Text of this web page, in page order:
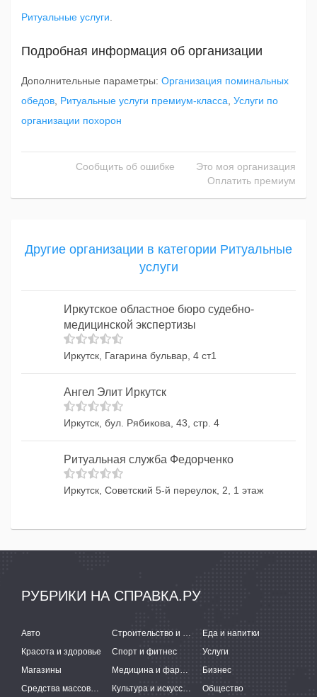
Ритуальные услуги
Подробная информация об организации
Дополнительные параметры: Организация поминальных
обедов Ритуальные услуги премиум-класса Услуги по
организации похорон
Сообщить об ошибке
Это моя организация
Оплатить премиум
Другие организации в категории Ритуальные
услуги
Иркутское областное бюро судебно-
медицинской экспертизы
Иркутск, Гагарина бульвар, 4 ст1
Ангел Элит Иркутск
Иркутск, бул. Рябикова, 43, стр. 4
Ритуальная служба Федорченко
Иркутск, Советский 5-й переулок, 2, 1 этаж
РУБРИКИ НА СПРАВКА.РУ
Авто Строительство и ремонт
Еда и напитки
Красота и здоровье
Спорт и фитнес
Услуги
Магазины
Медицина и фармацевтика
Бизнес
Средства массовой информации
Культура и искусство Общество